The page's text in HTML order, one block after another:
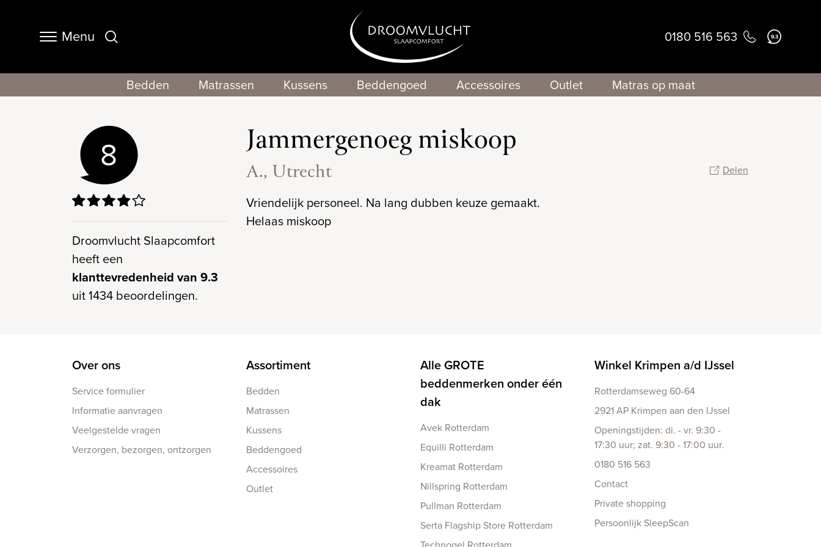
Navigation
Menu 0180 516 563 9.3
Bedden Matrassen Kussens Beddengoed Accessoires Outlet Matras op maat
Jammergenoeg miskoop
A., Utrecht Delen
Vriendelijk personeel. Na lang dubben keuze gemaakt.
Helaas miskoop
8
Droomvlucht Slaapcomfort
heeft een
klanttevredenheid van 9.3
uit 1434 beoordelingen.
Over ons
Service formulier
Informatie aanvragen
Veelgestelde vragen
Verzorgen, bezorgen, ontzorgen
Assortiment
Bedden
Matrassen
Kussens
Beddengoed
Accessoires
Outlet
Alle GROTE
beddenmerken onder één
dak
Avek Rotterdam
Equilli Rotterdam
Kreamat Rotterdam
Nillspring Rotterdam
Pullman Rotterdam
Serta Flagship Store Rotterdam
Winkel Krimpen a/d IJssel
Rotterdamseweg 60-64
2921 AP Krimpen aan den IJssel
Openingstijden: di. - vr. 9:30 -
17:30 uur; zat. 9:30 - 17:00 uur.
0180 516 563
Contact
Private shopping
Persoonlijk SleepScan